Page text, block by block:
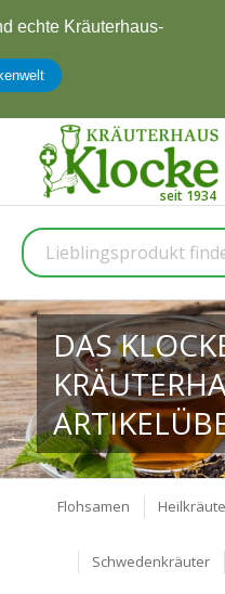
Jetzt zum
DAS
Flohsamen
Schwedenkräuter